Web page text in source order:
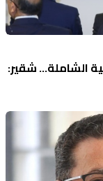
الشاملة... شقير: